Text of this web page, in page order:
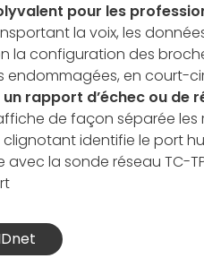
pour les
la voix, les
la configuration des
endommagées, en court-
rapport d’échec ou de
de façon séparée
identifie le port
la sonde réseau TC-